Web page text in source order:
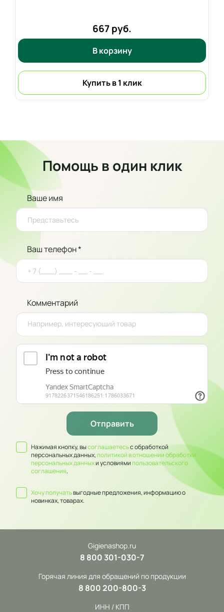
667 руб.
В корзину
Купить в 1 клик
Помощь в один клик
Ваше имя
Ваш телефон *
Комментарий
Нажимая кнопку, высоглашаетесьс обработкой
персональных данных,политикой в отношении обработки
персональных данныхи условиямипользовательского
соглашения.
Хочу получатьвыгодные предложения, информацию о
новинках, товарах.
Gigienashop.ru
8 800 301-030-7
Горячая линия для обращений по продукции
8 800 200-800-3
ИНН / КПП